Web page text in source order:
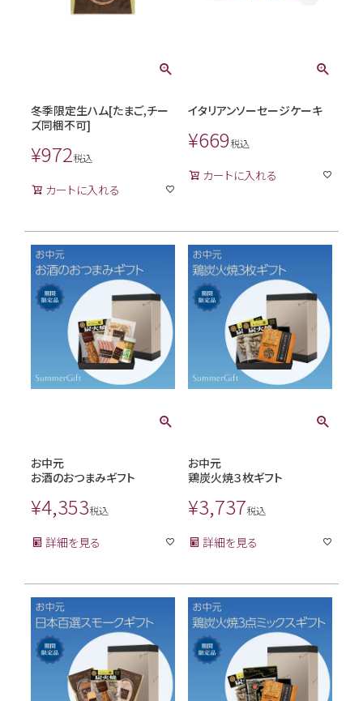
冬季限定生ハム[たまご,チー
ズ同梱不可]
¥972税込
カートに入れる
イタリアンソーセージケーキ
¥669税込
カートに入れる
お中元
お酒のおつまみギフト
¥4,353税込
詳細を見る
お中元
鶏炭火焼３枚ギフト
¥3,737税込
詳細を見る